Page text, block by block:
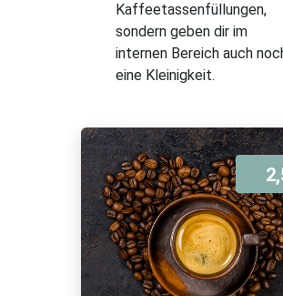
Kaffeetassenfüllungen,
sondern geben dir im
internen Bereich auch
eine Kleinigkeit.